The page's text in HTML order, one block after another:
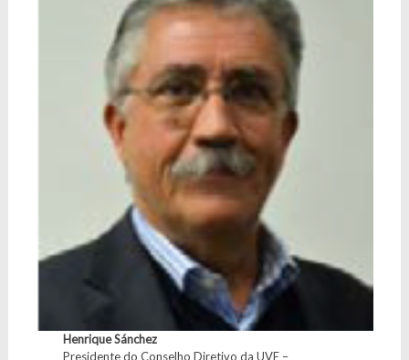
Henrique Sánchez
Presidente do Conselho Diretivo da UVE –